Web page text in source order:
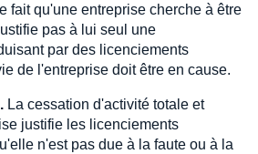
fait qu'une entreprise cherche à être
pas à lui seul une
par des licenciements
de l'entreprise doit être en cause.
La cessation d'activité totale et
justifie les licenciements
n'est pas due à la faute ou à la